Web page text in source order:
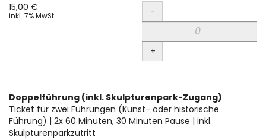
15,00 €
inkl. 7% MwSt. Menge
-
+
Doppelführung (inkl. Skulpturenpark-Zugang)
Ticket für zwei Führungen (Kunst- oder historische
Führung) | 2x 60 Minuten, 30 Minuten Pause | inkl.
Skulpturenparkzutritt